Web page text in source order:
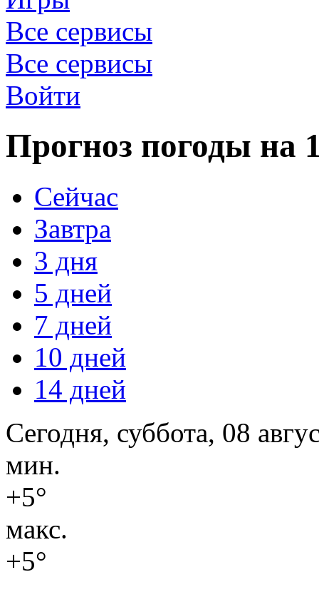
Все сервисы
Все сервисы
Войти
Прогноз погоды на
Сейчас
Завтра
3 дня
5 дней
7 дней
10 дней
14 дней
Сегодня, суббота, 08
мин.
+5°
макс.
+5°